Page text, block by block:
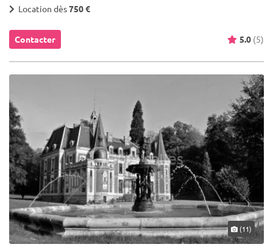
Location dès750 €
Contacter 5.0 (5)
(11)